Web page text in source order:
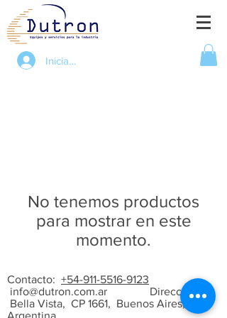
Iniciar sesión
No tenemos productos
para mostrar en este
momento.
Contacto: +54-911-5516-9123
info@dutron.com.ar Dirección:
Bella Vista, CP 1661, Buenos Aires,
Argentina